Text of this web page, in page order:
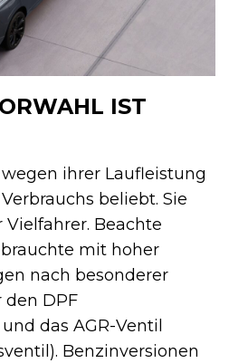
IST
ihrer Laufleistung
beliebt. Sie
Beachte
mit hoher
nach besonderer
DPF
das AGR-Ventil
Benzinversionen